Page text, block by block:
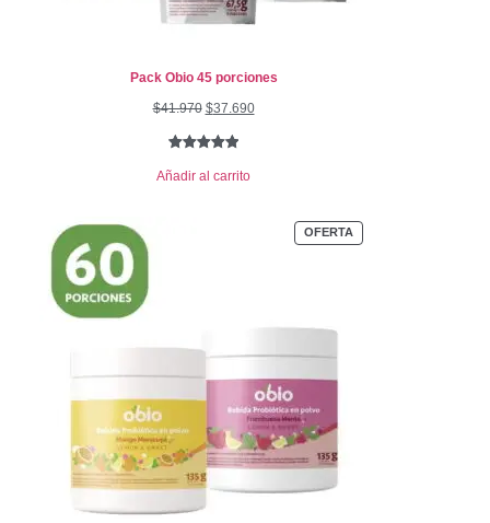
Pack Obio 45 porciones
$41.970 $37.690
con 5.00de
Añadir al carrito
OFERTA